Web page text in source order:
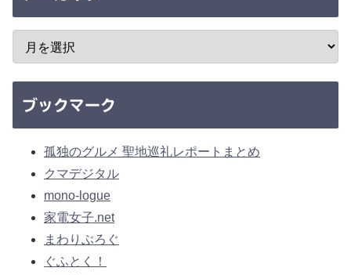
ブックマーク
孤独のグルメ 聖地巡礼レポートまとめ
クマデジタル
mono-logue
家電女子.net
まわりぶろぐ
ぐふとく！